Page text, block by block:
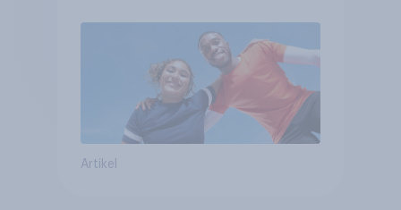
Artikel